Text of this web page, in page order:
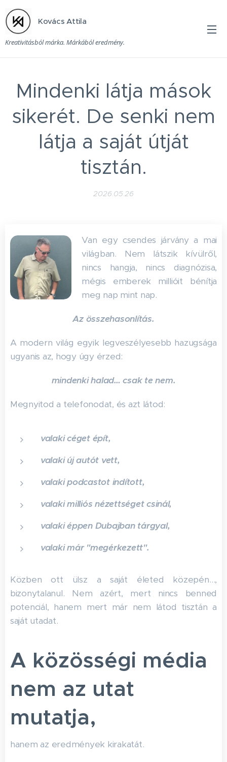
Kovács Attila
Kreativitásból márka. Márkából eredmény.
Mindenki látja mások
sikerét. De senki nem
látja a saját útját
tisztán.
2026.05.26
Van egy csendes járvány a mai
világban. Nem látszik kívülről,
nincs hangja, nincs diagnózisa,
mégis emberek millióit bénítja
meg nap mint nap.
Az összehasonlítás.
A modern világ egyik legveszélyesebb hazugsága
ugyanis az, hogy úgy érzed:
mindenki halad… csak te nem.
Megnyitod a telefonodat, és azt látod:
valaki céget épít,
valaki új autót vett,
valaki podcastot indított,
valaki milliós nézettséget csinál,
valaki éppen Dubajban tárgyal,
valaki már "megérkezett".
Közben ott ülsz a saját életed közepén…,
bizonytalanul. Nem azért, mert nincs benned
potenciál, hanem mert már nem látod tisztán a
saját utadat.
A közösségi média
nem az utat
mutatja,
hanem az eredmények kirakatát.